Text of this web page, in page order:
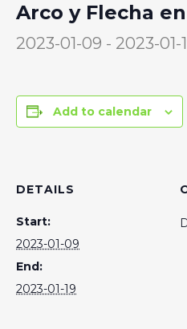
Arco y Flecha
2023-01-09 - 2023-01-
Add to calendar
DETAILS
Start:
2023-01-09
End:
2023-01-19